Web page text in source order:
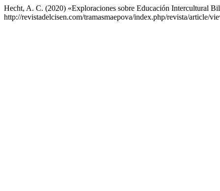
Hecht, A. C. (2020) «Exploraciones sobre Educación Intercultural
http://revistadelcisen.com/tramasmaepova/index.php/revista/article/